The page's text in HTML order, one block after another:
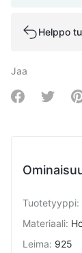
Helppo
Jaa
Share onShare
Tuotetyyppi:
Materiaali:
Leima: 925